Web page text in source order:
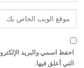
احفظ اسمي والبريد
التي أعلق فيها.